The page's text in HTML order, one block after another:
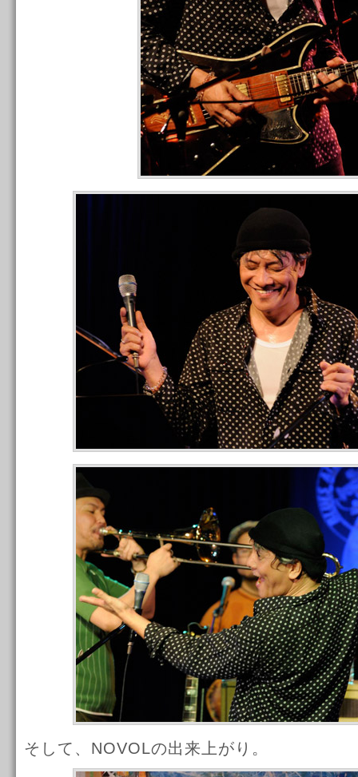
そして、NOVOLの出来上がり。